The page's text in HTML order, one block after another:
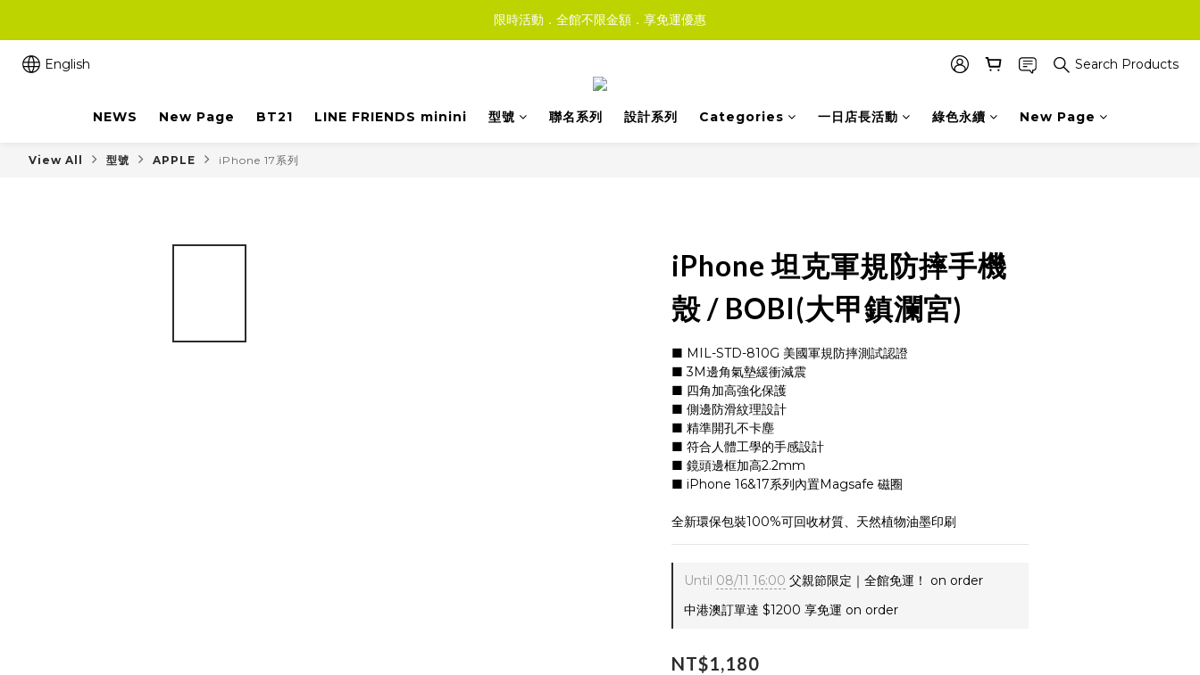
限時活動．全館不限金額．享免運優惠
English Search Products
NEWS New Page BT21 LINE FRIENDS minini 型號 聯名系列 設計系列 Categories 一日店長活動 綠色永續 New Page
View All 型號 APPLE iPhone 17系列
iPhone 坦克軍規防摔手機
殼 / BOBI(大甲鎮瀾宮)
■ MIL-STD-810G 美國軍規防摔測試認證
■ 3M邊角氣墊緩衝減震
■ 四角加高強化保護
■ 側邊防滑紋理設計
■ 精準開孔不卡塵
■ 符合人體工學的手感設計
■ 鏡頭邊框加高2.2mm
■ iPhone 16&17系列內置Magsafe 磁圈
全新環保包裝100%可回收材質、天然植物油墨印刷
Until 08/11 16:00 父親節限定｜全館免運！ on order
中港澳訂單達 $1200 享免運 on order
NT$1,180